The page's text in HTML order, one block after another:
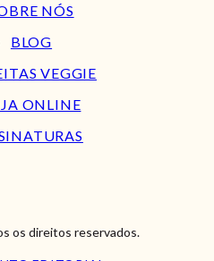
NÓS
BLOG
VEGGIE
ONLINE
os direitos reservados.